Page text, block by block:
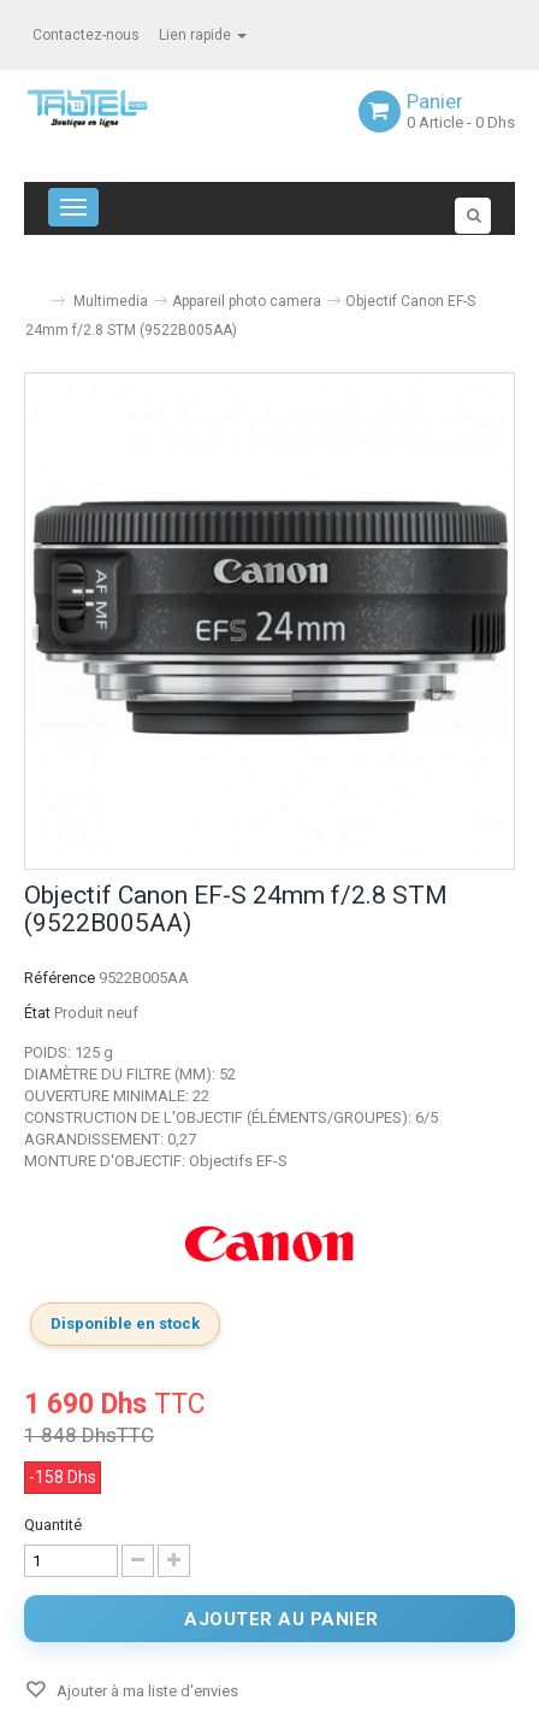
Contactez-nous Lien rapide
Panier
0 Article - 0 Dhs
Navigation bascule
Multimedia Appareil photo camera
Objectif Canon EF-S
24mm f/2.8 STM (9522B005AA)
Objectif Canon EF-S 24mm f/2.8 STM
(9522B005AA)
Référence 9522B005AA
État Produit neuf
POIDS: 125 g
DIAMÈTRE DU FILTRE (MM): 52
OUVERTURE MINIMALE: 22
CONSTRUCTION DE L'OBJECTIF (ÉLÉMENTS/GROUPES): 6/5
AGRANDISSEMENT: 0,27
MONTURE D'OBJECTIF: Objectifs EF-S
Disponible en stock
1 690 Dhs TTC
1 848 DhsTTC
-158 Dhs
Quantité
AJOUTER AU PANIER
Ajouter à ma liste d'envies